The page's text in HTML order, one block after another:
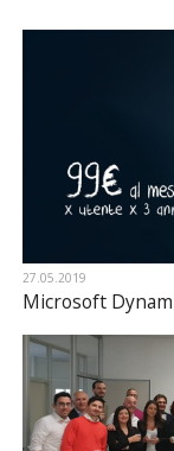
27.05.2019
Microsoft